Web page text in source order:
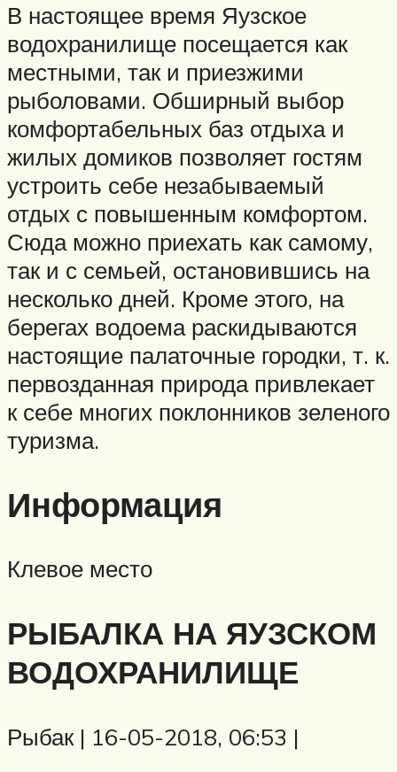
В настоящее время Яузское
водохранилище посещается как
местными, так и приезжими
рыболовами. Обширный выбор
комфортабельных баз отдыха и
жилых домиков позволяет гостям
устроить себе незабываемый
отдых с повышенным комфортом.
Сюда можно приехать как самому,
так и с семьей, остановившись на
несколько дней. Кроме этого, на
берегах водоема раскидываются
настоящие палаточные городки, т. к.
первозданная природа привлекает
к себе многих поклонников зеленого
туризма.
Информация
Клевое место
РЫБАЛКА НА ЯУЗСКОМ
ВОДОХРАНИЛИЩЕ
Рыбак | 16-05-2018, 06:53 |